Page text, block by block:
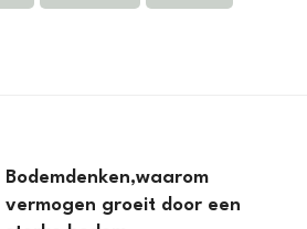
Bodemdenken,waarom
vermogen groeit door een